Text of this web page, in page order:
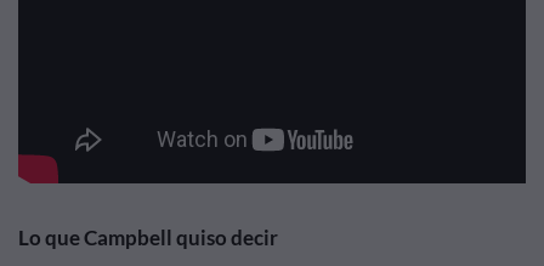
Lo que Campbell quiso decir